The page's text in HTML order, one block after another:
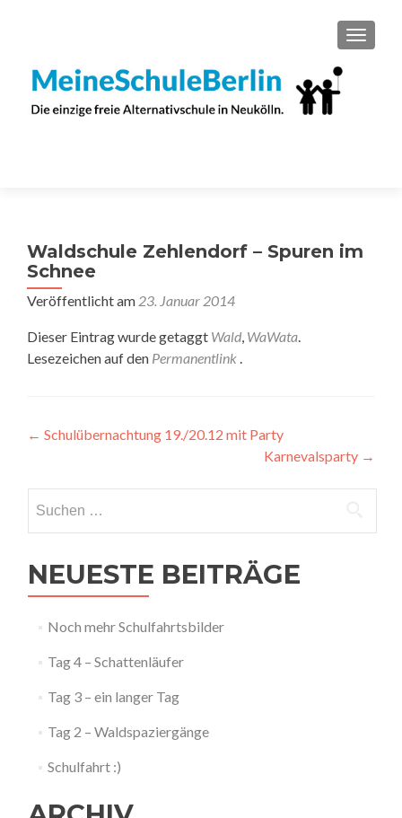
Waldschule Zehlendorf – Spuren im
Schnee
Veröffentlicht am 23. Januar 2014
Dieser Eintrag wurde getaggt Wald, WaWata.
Lesezeichen auf den Permanentlink .
Artikel-
← Schulübernachtung 19./20.12 mit Party
Karnevalsparty →
nach:
NEUESTE BEITRÄGE
Noch mehr Schulfahrtsbilder
Tag 4 – Schattenläufer
Tag 3 – ein langer Tag
Tag 2 – Waldspaziergänge
Schulfahrt :)